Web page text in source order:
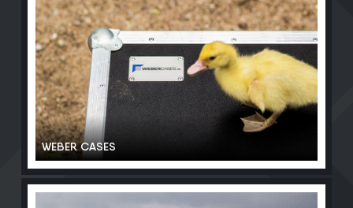
WEBER CASES